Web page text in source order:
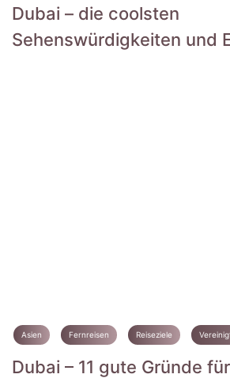
Dubai – die coolsten
Sehenswürdigkeiten und
Asien Fernreisen Reiseziele
Dubai – 11 gute Gründe